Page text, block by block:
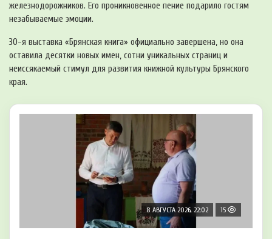
железнодорожников. Его проникновенное пение подарило гостям
незабываемые эмоции.
30-я выставка «Брянская книга» официально завершена, но она
оставила десятки новых имен, сотни уникальных страниц и
неиссякаемый стимул для развития книжной культуры Брянского
края.
8 АВГУСТА 2026, 22:02 15